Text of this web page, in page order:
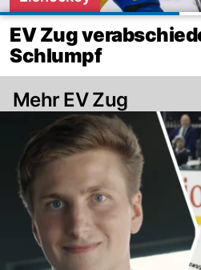
EV Zug
Schlumpf
Mehr EV Zug